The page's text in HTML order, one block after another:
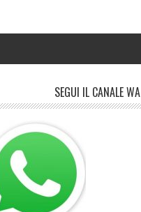
SEGUI IL CANALE WA